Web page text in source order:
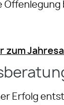
Offenlegung
zum
Erfolg